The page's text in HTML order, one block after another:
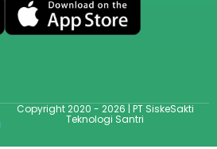
Copyright 2020 - 2026 | PT SiskeSakti
Teknologi Santri